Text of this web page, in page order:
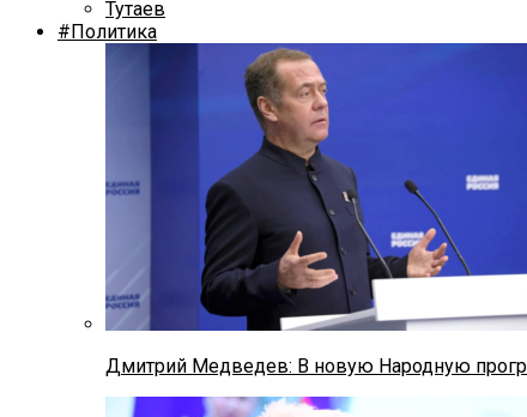
Тутаев
#Политика
Дмитрий Медведев: В новую Народную